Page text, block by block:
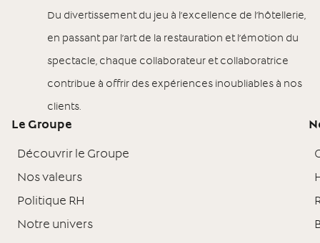
Du divertissement du jeu à l’excellence de l’hôtellerie,
en passant par l’art de la restauration et l’émotion du
spectacle, chaque collaborateur et collaboratrice
contribue à offrir des expériences inoubliables à nos
clients.
Le Groupe
Découvrir le Groupe
Nos valeurs
Politique RH
Notre univers